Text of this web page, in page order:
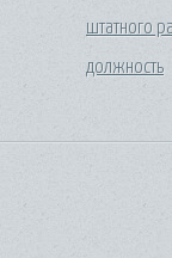
штатного
должность